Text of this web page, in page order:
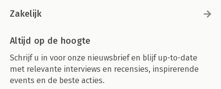
Zakelijk
Altijd op de hoogte
Schrijf u in voor onze nieuwsbrief en blijf up-to-date
met relevante interviews en recensies, inspirerende
events en de beste acties.